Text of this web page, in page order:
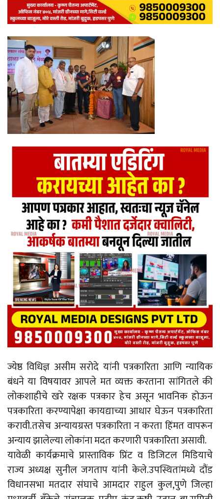
ज्येष्ठ विधिज्ञ असीम सरोदे यांनी पत्रकारिता आणि न्यायिक
बंधने या विषयावर आपले मत व्यक्त करताना सांगितले की
लोकशाहीचे खरे रक्षक पत्रकार हेच असून भावनिक होऊन
पत्रकारिता करण्यापेक्षा कायद्याच्या आधार घेऊन पत्रकारिता
करावी.तसेच अन्यायग्रस्त पत्रकारिता न करता हिंमत वापरून
अन्याय झालेल्या लोकांना मदत करणारी पत्रकारिता असावी.
यावेळी कार्यक्रमाचे प्रास्ताविक प्रिंट व डिजिटल मिडियाचे
राज्य अध्यक्ष सुनील जगताप यांनी केले.उपस्थितांमध्ये दौंड
विधानसभा मतदार संघाचे आमदार राहुल कुल,पुणे जिल्हा